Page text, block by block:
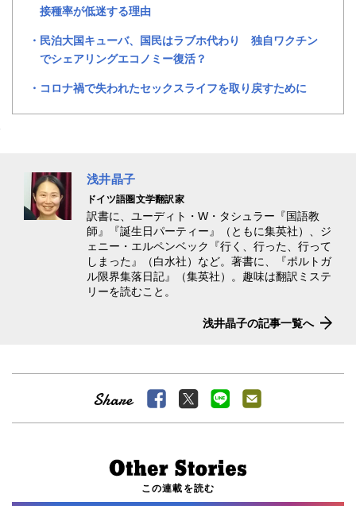
接種率が低迷する理由
民泊大国キューバ、国民はラブホ代わり 独自ワクチン
でシェアリングエコノミー復活？
コロナ禍で失われたセックスライフを取り戻すために
浅井晶子
ドイツ語圏文学翻訳家
訳書に、ユーディト・W・タシュラー『国語教
師』『誕生日パーティー』（ともに集英社）、ジ
ェニー・エルペンベック『行く、行った、行って
しまった』（白水社）など。著書に、『ポルトガ
ル限界集落日記』（集英社）。趣味は翻訳ミステ
リーを読むこと。
浅井晶子の記事一覧へ
この連載を読む